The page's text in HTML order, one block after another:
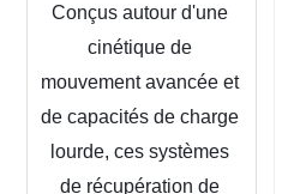
Conçus autour d'une
cinétique de
mouvement avancée et
de capacités de charge
lourde, ces systèmes
de récupération de